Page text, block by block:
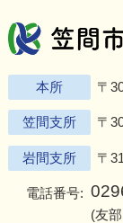
本所 〒
笠間支所 〒
岩間支所 〒
電話番号:
(友